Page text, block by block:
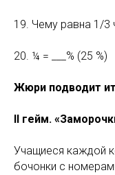
19. Чему равна 1/3
20. ¼ = ___% (25 %)
Жюри подводит
II гейм.
Учащиеся каждой
бочонки с